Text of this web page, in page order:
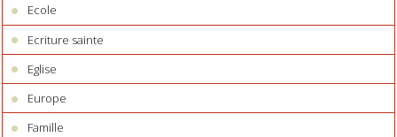
Ecole
Ecriture sainte
Eglise
Europe
Famille